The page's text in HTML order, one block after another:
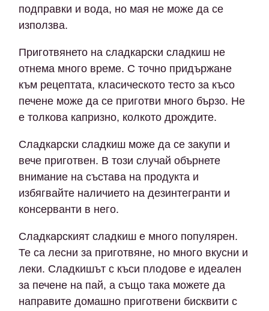
подправки и вода, но мая не може да се
използва.
Приготвянето на сладкарски сладкиш не
отнема много време. С точно придържане
към рецептата, класическото тесто за късо
печене може да се приготви много бързо. Не
е толкова капризно, колкото дрождите.
Сладкарски сладкиш може да се закупи и
вече приготвен. В този случай обърнете
внимание на състава на продукта и
избягвайте наличието на дезинтегранти и
консерванти в него.
Сладкарският сладкиш е много популярен.
Те са лесни за приготвяне, но много вкусни и
леки. Сладкишът с къси плодове е идеален
за печене на пай, а също така можете да
направите домашно приготвени бисквити с